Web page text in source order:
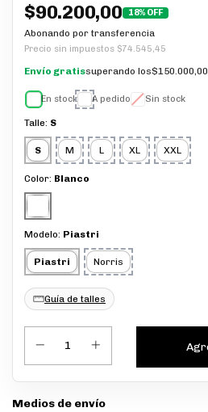
$90.200,00 18% OFF
Abonando por transferencia
Precio sin impuestos $74.545,45
Envío gratissuperando los$150.000,00
En stock A pedido Sin stock
Talle: S
S M L XL XXL
Color: Blanco
Modelo: Piastri
Piastri Norris
Guía de talles
Entregas para el CP:
Medios de envío